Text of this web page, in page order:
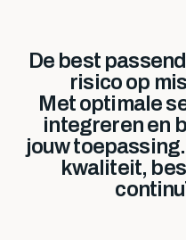
De best
risico op
Met optimale
integreren en
jouw
kwaliteit,